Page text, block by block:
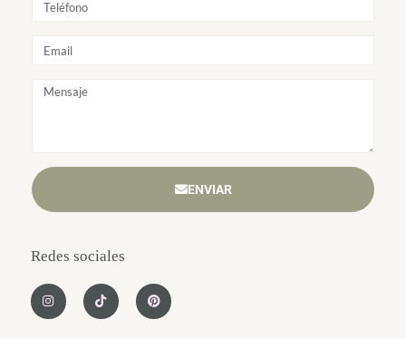
Redes sociales
I
n
T
i
P
i
ENVIAR